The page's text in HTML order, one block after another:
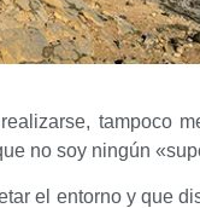
tampoco
no soy ningún
el entorno y que